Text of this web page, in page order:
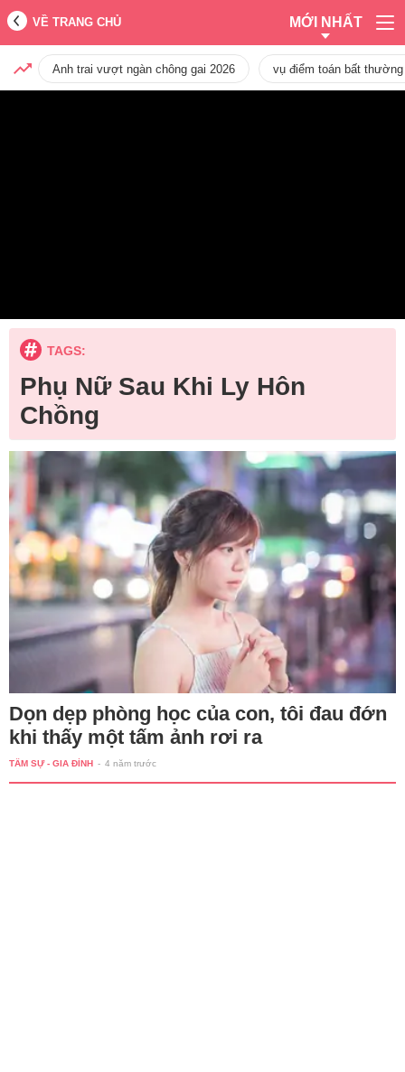
VỀ TRANG CHỦ MỚI NHẤT
Anh trai vượt ngàn chông gai 2026 vụ điểm toán bất
TAGS:
Phụ Nữ Sau Khi Ly Hôn
Chồng
Dọn dẹp phòng học của con, tôi đau đớn
khi thấy một tấm ảnh rơi ra
TÂM SỰ - GIA ĐÌNH - 4 năm trước